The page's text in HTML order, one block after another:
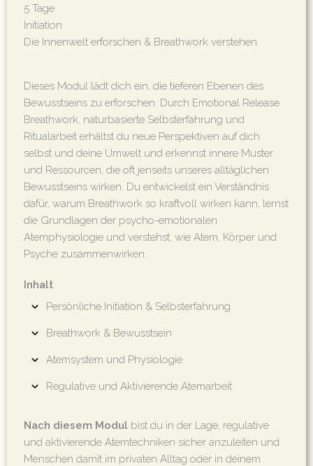
5 Tage
Initiation
Die Innenwelt erforschen & Breathwork verstehen
Dieses Modul lädt dich ein, die tieferen Ebenen des
Bewusstseins zu erforschen. Durch Emotional Release
Breathwork, naturbasierte Selbsterfahrung und
Ritualarbeit erhältst du neue Perspektiven auf dich
selbst und deine Umwelt und erkennst innere Muster
und Ressourcen, die oft jenseits unseres alltäglichen
Bewusstseins wirken. Du entwickelst ein Verständnis
dafür, warum Breathwork so kraftvoll wirken kann, lernst
die Grundlagen der psycho-emotionalen
Atemphysiologie und verstehst, wie Atem, Körper und
Psyche zusammenwirken.
Inhalt
Persönliche Initiation & Selbsterfahrung
Breathwork & Bewusstsein
Atemsystem und Physiologie
Regulative und Aktivierende Atemarbeit
Nach diesem Modul bist du in der Lage, regulative
und aktivierende Atemtechniken sicher anzuleiten und
Menschen damit im privaten Alltag oder in deinem